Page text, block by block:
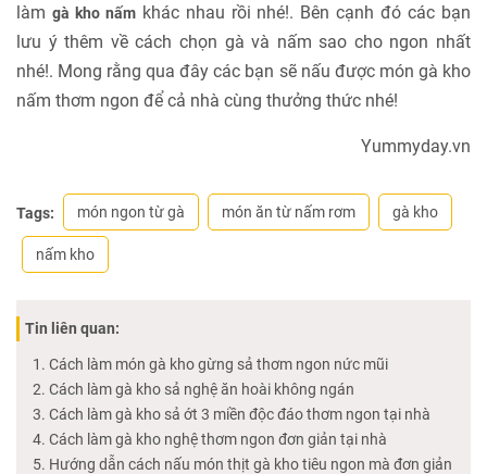
làm gà kho nấmkhác nhau rồi nhé!. Bên cạnh đó các bạn
lưu ý thêm về cách chọn gà và nấm sao cho ngon nhất
nhé!. Mong rằng qua đây các bạn sẽ nấu được món gà kho
nấm thơm ngon để cả nhà cùng thưởng thức nhé!
Yummyday.vn
Tags: món ngon từ gà món ăn từ nấm rơm gà kho
nấm kho
Tin liên quan:
Cách làm món gà kho gừng sả thơm ngon nức mũi
Cách làm gà kho sả nghệ ăn hoài không ngán
Cách làm gà kho sả ớt 3 miền độc đáo thơm ngon tại nhà
Cách làm gà kho nghệ thơm ngon đơn giản tại nhà
Hướng dẫn cách nấu món thịt gà kho tiêu ngon mà đơn giản